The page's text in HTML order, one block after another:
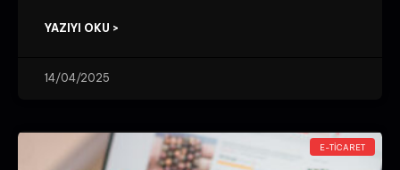
YAZIYI OKU >
14/04/2025
E-TICARET